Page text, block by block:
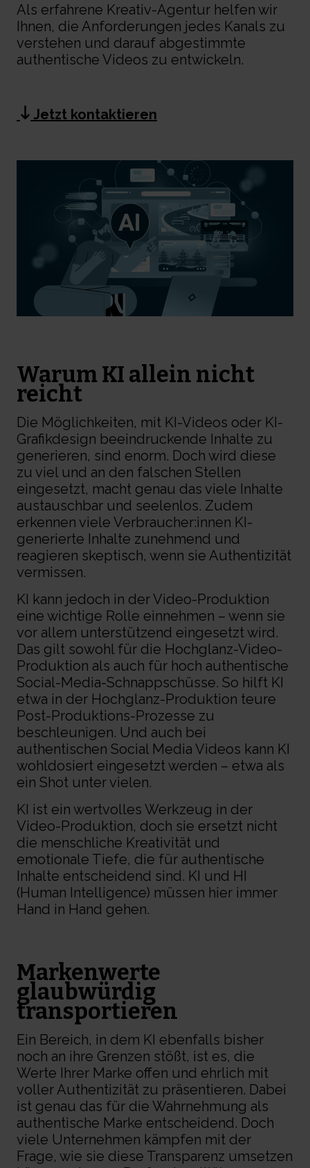
Als erfahrene Kreativ-Agentur helfen wir
Ihnen, die Anforderungen jedes Kanals zu
verstehen und darauf abgestimmte
authentische Videos zu entwickeln.
Jetzt kontaktieren
Warum KI allein nicht
reicht
Die Möglichkeiten, mit KI-Videos oder KI-
Grafikdesign beeindruckende Inhalte zu
generieren, sind enorm. Doch wird diese
zu viel und an den falschen Stellen
eingesetzt, macht genau das viele Inhalte
austauschbar und seelenlos. Zudem
erkennen viele Verbraucher:innen KI-
generierte Inhalte zunehmend und
reagieren skeptisch, wenn sie Authentizität
vermissen.
KI kann jedoch in der Video-Produktion
eine wichtige Rolle einnehmen – wenn sie
vor allem unterstützend eingesetzt wird.
Das gilt sowohl für die Hochglanz-Video-
Produktion als auch für hoch authentische
Social-Media-Schnappschüsse. So hilft KI
etwa in der Hochglanz-Produktion teure
Post-Produktions-Prozesse zu
beschleunigen. Und auch bei
authentischen Social Media Videos kann KI
wohldosiert eingesetzt werden – etwa als
ein Shot unter vielen.
KI ist ein wertvolles Werkzeug in der
Video-Produktion, doch sie ersetzt nicht
die menschliche Kreativität und
emotionale Tiefe, die für authentische
Inhalte entscheidend sind. KI und HI
(Human Intelligence) müssen hier immer
Hand in Hand gehen.
Markenwerte
glaubwürdig
transportieren
Ein Bereich, in dem KI ebenfalls bisher
noch an ihre Grenzen stößt, ist es, die
Werte Ihrer Marke offen und ehrlich mit
voller Authentizität zu präsentieren. Dabei
ist genau das für die Wahrnehmung als
authentische Marke entscheidend. Doch
viele Unternehmen kämpfen mit der
Frage, wie sie diese Transparenz umsetzen